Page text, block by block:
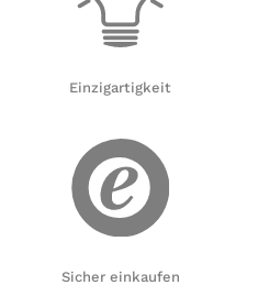
Einzigartigkeit
Sicher einkaufen